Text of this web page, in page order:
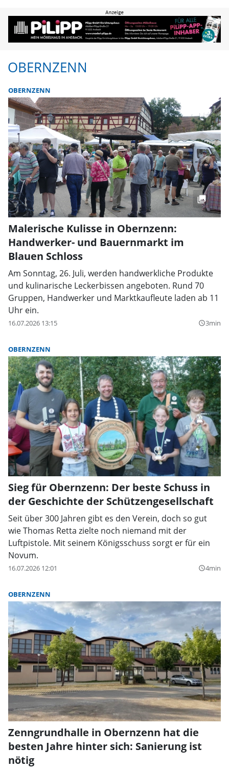
Obernzenn | FLZ.de
OBERNZENN
OBERNZENN
Malerische Kulisse in Obernzenn:
Handwerker- und Bauernmarkt im
Blauen Schloss
Am Sonntag, 26. Juli, werden handwerkliche Produkte
und kulinarische Leckerbissen angeboten. Rund 70
Gruppen, Handwerker und Marktkaufleute laden ab 11
Uhr ein.
16.07.2026 13:15 query_builder3min
OBERNZENN
Sieg für Obernzenn: Der beste Schuss in
der Geschichte der Schützengesellschaft
Seit über 300 Jahren gibt es den Verein, doch so gut
wie Thomas Retta zielte noch niemand mit der
Luftpistole. Mit seinem Königsschuss sorgt er für ein
Novum.
16.07.2026 12:01 query_builder4min
OBERNZENN
Zenngrundhalle in Obernzenn hat die
besten Jahre hinter sich: Sanierung ist
nötig